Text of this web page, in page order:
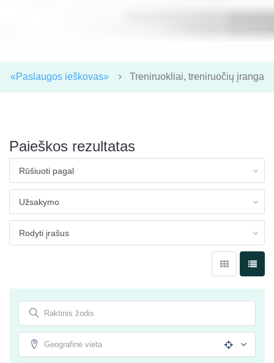
«Paslaugos ieškovas» Treniruokliai, treniruočių įranga
Paieškos rezultatas